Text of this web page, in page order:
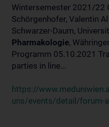
Wintersemester 2021/22
Schörgenhofer, Valentin
Schwarzer-Daum,
Pharmakologie,
Programm 05.10.2021
parties in line...
https://
uns/events/detail/forum-